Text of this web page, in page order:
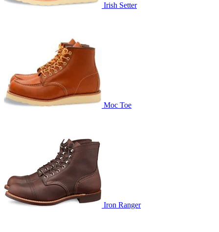
Irish Setter
Moc Toe
Iron Ranger